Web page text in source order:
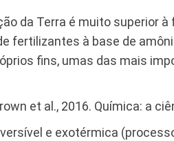
da Terra é muito superior
fertilizantes à base de
fins, umas das mais
ciência
e exotérmica